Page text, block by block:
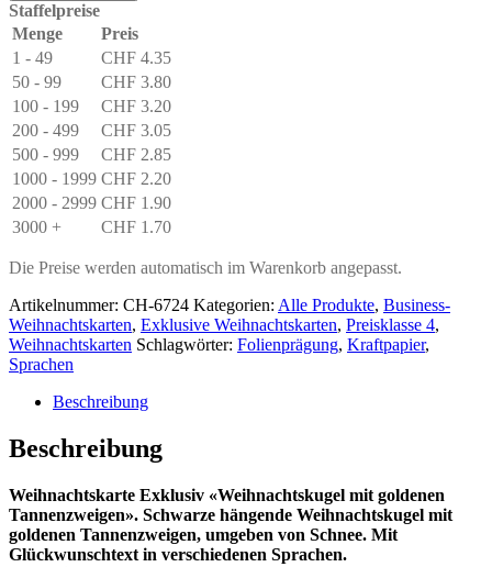
goldenen
Tannenzweigen»
Menge
Staffelpreise
Menge
Preis
1 - 49
CHF 4.35
50 - 99
CHF 3.80
100 - 199
CHF 3.20
200 - 499
CHF 3.05
500 - 999
CHF 2.85
1000 - 1999 CHF 2.20
2000 - 2999 CHF 1.90
3000 +
CHF 1.70
Die Preise werden automatisch im Warenkorb angepasst.
Artikelnummer: CH-6724 Kategorien: Alle Produkte, Business-
Weihnachtskarten, Exklusive Weihnachtskarten, Preisklasse 4,
Weihnachtskarten Schlagwörter: Folienprägung, Kraftpapier,
Sprachen
Beschreibung
Beschreibung
Weihnachtskarte Exklusiv «Weihnachtskugel mit goldenen
Tannenzweigen». Schwarze hängende Weihnachtskugel mit
goldenen Tannenzweigen, umgeben von Schnee. Mit
Glückwunschtext in verschiedenen Sprachen.